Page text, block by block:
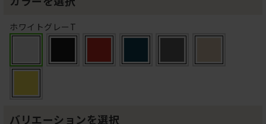
ホワイトグレーT
バリエーションを選択